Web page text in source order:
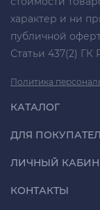
характер и ни
публичной
Статьи 437(2) ГК
Политика
КАТАЛОГ
ДЛЯ
ЛИЧНЫЙ
КОНТАКТЫ